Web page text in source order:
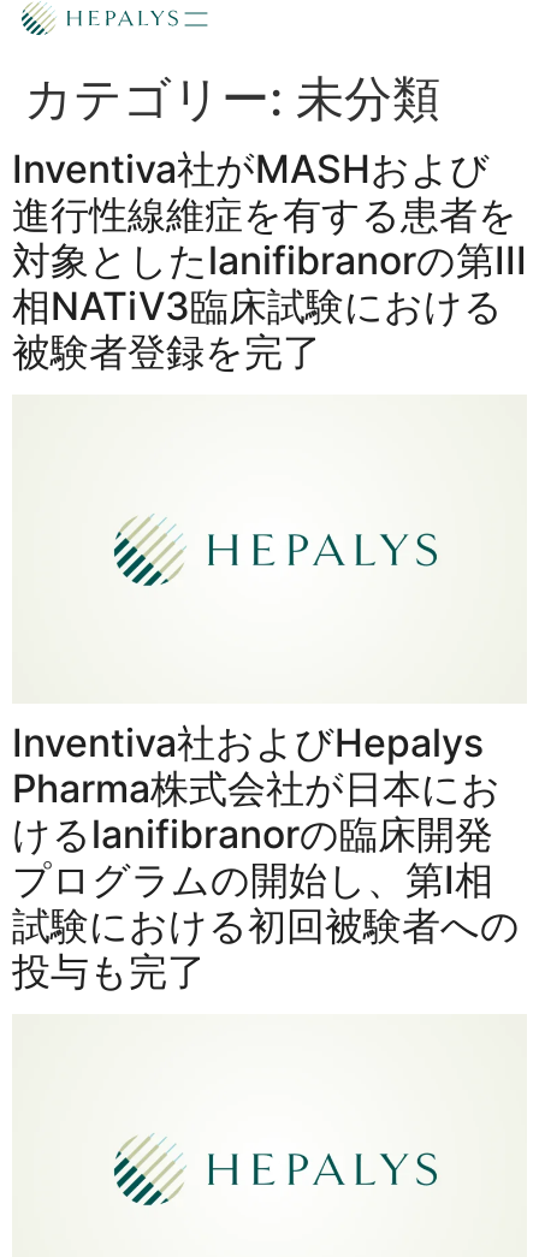
カテゴリー: 未分類
Inventiva社がMASHおよび
進行性線維症を有する患者を
対象としたlanifibranorの第III
相NATiV3臨床試験における
被験者登録を完了
Inventiva社およびHepalys
Pharma株式会社が日本にお
けるlanifibranorの臨床開発
プログラムの開始し、第I相
試験における初回被験者への
投与も完了